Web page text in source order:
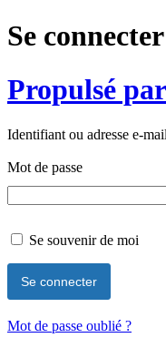
Se connecter
Propulsé
Identifiant ou adresse e-mail
Mot de passe
Se souvenir de moi
Mot de passe oublié ?